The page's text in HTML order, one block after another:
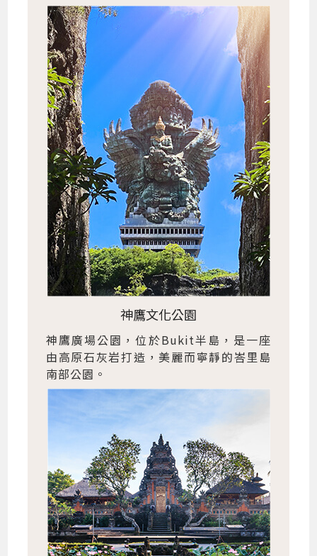
神鷹文化公園
神鷹廣場公園，位於Bukit半島，是一座
由高原石灰岩打造，美麗而寧靜的峇里島
南部公園。